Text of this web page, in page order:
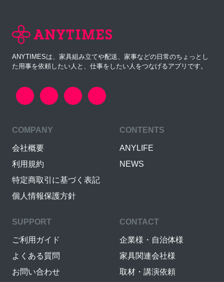
ANYTIMESは、家具組み立てや配送、家事などの日常のちょっとし
た用事を依頼したい人と、仕事をしたい人をつなげるアプリです。
COMPANY
会社概要
利用規約
特定商取引に基づく表記
個人情報保護方針
CONTENTS
ANYLIFE
NEWS
SUPPORT
ご利用ガイド
よくある質問
お問い合わせ
CONTACT
企業様・自治体様
家具関連会社様
取材・講演依頼